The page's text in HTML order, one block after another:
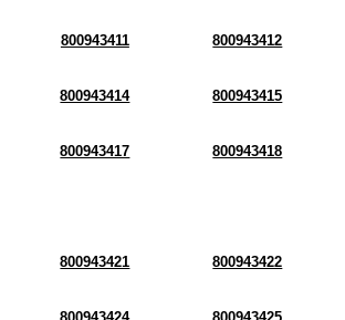
800943411 800943412
800943414 800943415
800943417 800943418
800943421 800943422